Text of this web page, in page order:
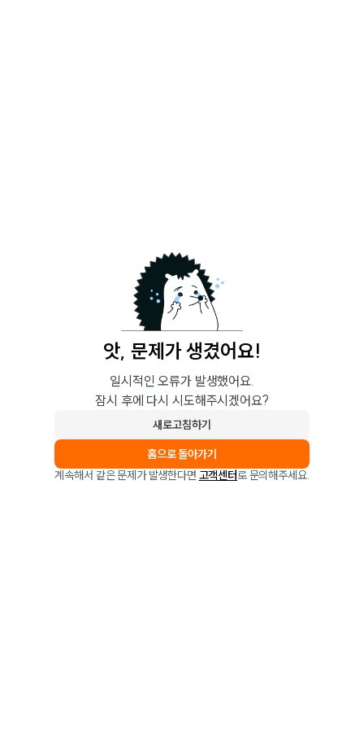
앗, 문제가 생겼어요!
일시적인 오류가 발생했어요.
잠시 후에 다시 시도해주시겠어요?
새로고침하기
홈으로 돌아가기
계속해서 같은 문제가 발생한다면 고객센터로 문의해주세요.